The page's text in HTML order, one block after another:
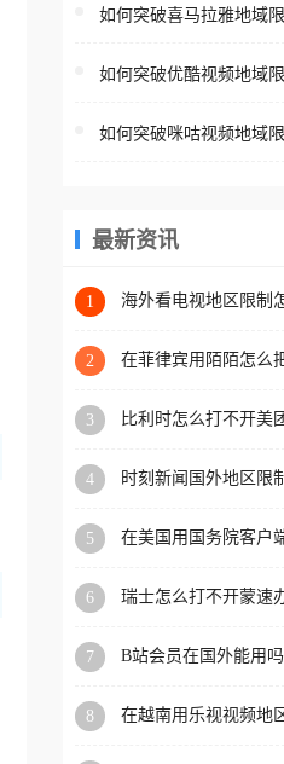
台一样
地区播放。 遇到这个
区工作
权限制
所在的
门、台
区时，
回国加
版权限
国、加
学、定
扰。
如何突破喜马拉雅地域
如何突破优酷视频地域
如何突破咪咕视频地域
最新资讯
1
海外看电视地区限制
2
在菲律宾用陌陌怎么
3
比利时怎么打不开美
4
时刻新闻国外地区限
5
在美国用国务院客户
6
瑞士怎么打不开蒙速
7
B站会员在国外能用
8
在越南用乐视视频地